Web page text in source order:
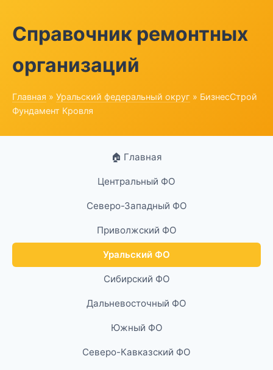
Справочник ремонтных
организаций
Главная » Уральский федеральный округ » БизнесСтрой
Фундамент Кровля
🏠 Главная
Центральный ФО
Северо-Западный ФО
Приволжский ФО
Уральский ФО
Сибирский ФО
Дальневосточный ФО
Южный ФО
Северо-Кавказский ФО